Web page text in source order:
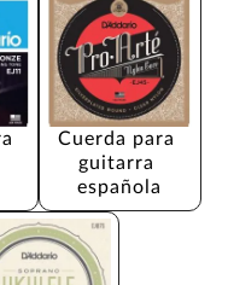
Cuerda para
guitarra
española